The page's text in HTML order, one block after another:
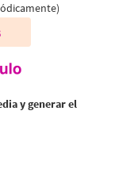
y generar el